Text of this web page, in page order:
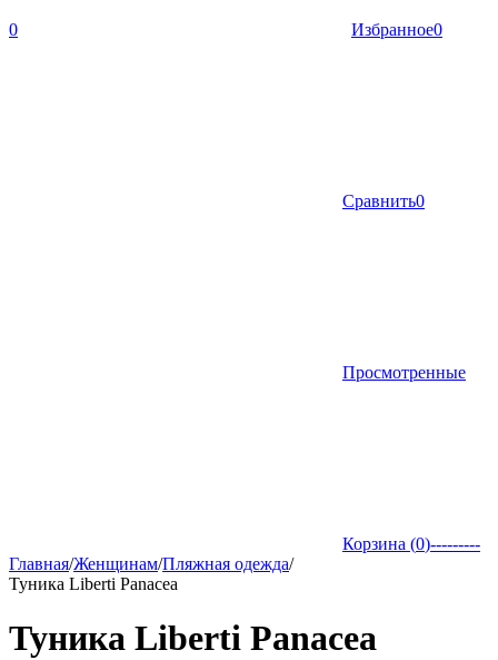
0 Избранное0
Сравнить0
Просмотренные
Корзина (0)---------
Главная/Женщинам/Пляжная одежда/
Туника Liberti Panacea
Туника Liberti Panacea